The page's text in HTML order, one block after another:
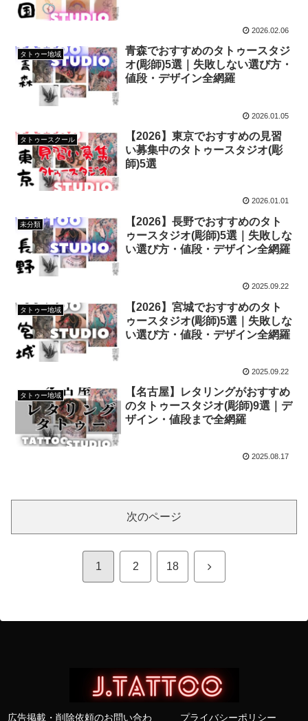
2026.02.06
タトゥー地域
青森でおすすめのタトゥースタジ
オ(彫師)5選｜失敗しない選び方・
値段・デザイン全網羅
2026.01.05
タトゥースクール
【2026】東京でおすすめの見習
い募集中のタトゥースタジオ(彫
師)5選
2026.01.01
未分類
【2026】長野でおすすめのタト
ゥースタジオ(彫師)5選｜失敗しな
い選び方・値段・デザイン全網羅
2025.09.22
タトゥー地域
【2026】宮城でおすすめのタト
ゥースタジオ(彫師)5選｜失敗しな
い選び方・値段・デザイン全網羅
2025.09.22
タトゥー地域
【名古屋】レタリングがおすすめ
のタトゥースタジオ(彫師)9選｜デ
ザイン・値段まで全網羅
2025.08.17
次のページ
1 2 18 次
広告掲載・削除依頼のお問い合わ プライバシーポリシー